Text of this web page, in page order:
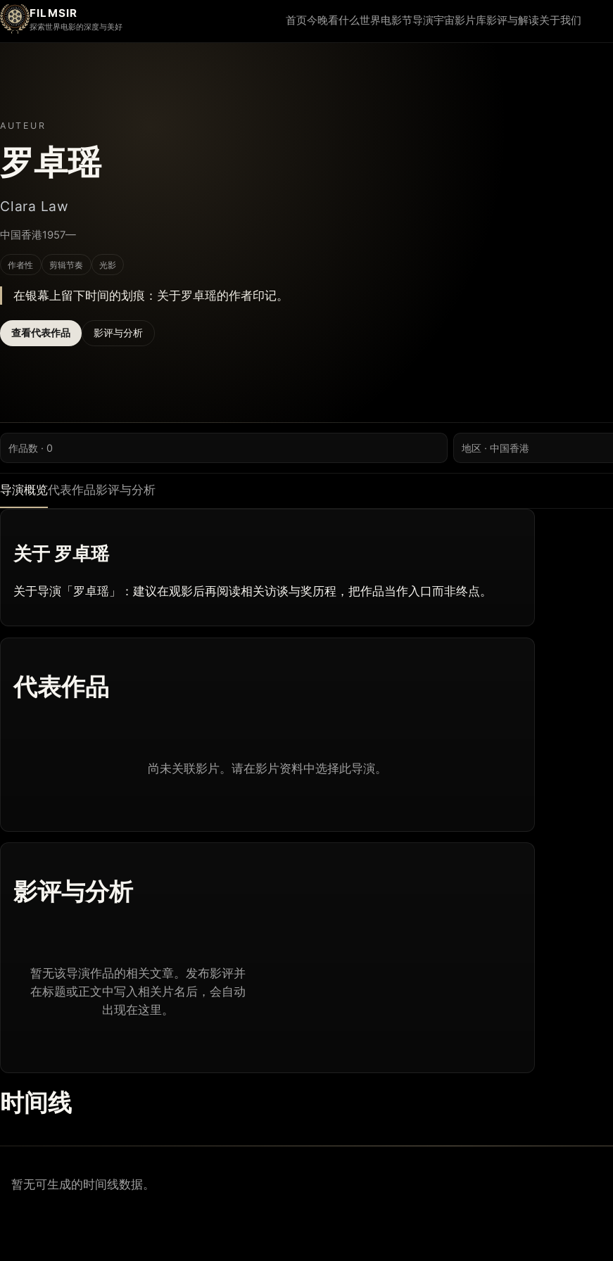
FILMSIR
探索世界电影的深度与美好 首页今晚看什么世界电影节导演宇宙影片库影评与解读关于我们
AUTEUR
罗卓瑶
Clara Law
中国香港1957—
作者性 剪辑节奏 光影
在银幕上留下时间的划痕：关于罗卓瑶的作者印记。
查看代表作品 影评与分析
作品数 · 0 地区 · 中国香港
导演概览代表作品影评与分析
关于 罗卓瑶
关于导演「罗卓瑶」：建议在观影后再阅读相关访谈与奖历程，把作品当作入口而非终点。
代表作品
尚未关联影片。请在影片资料中选择此导演。
影评与分析
暂无该导演作品的相关文章。发布影评并
在标题或正文中写入相关片名后，会自动
出现在这里。
时间线
暂无可生成的时间线数据。